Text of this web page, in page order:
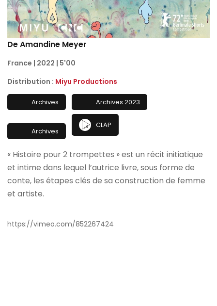
De Amandine Meyer
France | 2022 | 5'00
Distribution : Miyu Productions
Archives Archives 2023
Archives
CLAP
« Histoire pour 2 trompettes » est un récit initiatique
et intime dans lequel l’autrice livre, sous forme de
conte, les étapes clés de sa construction de femme
et artiste.
https://vimeo.com/852267424